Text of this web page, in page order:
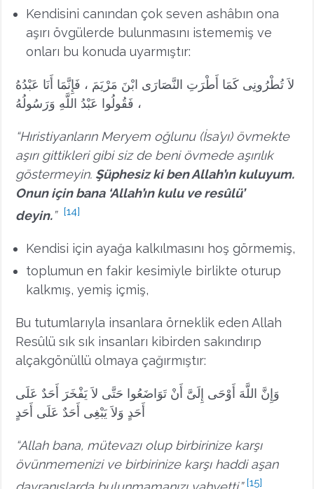
Kendisini canından çok seven ashâbın ona
aşırı övgülerde bulunmasını istememiş ve
onları bu konuda uyarmıştır:
لاَ تُطْرُونِى كَمَا أَطْرَتِ النَّصَارَى ابْنَ مَرْيَمَ ، فَإِنَّمَا أَنَا عَبْدُهُ
، فَقُولُوا عَبْدُ اللَّهِ وَرَسُولُهُ
“Hıristiyanların Meryem oğlunu (İsa’yı) övmekte
aşırı gittikleri gibi siz de beni övmede aşırılık
göstermeyin. Şüphesiz ki ben Allah’ın kuluyum.
Onun için bana ‘Allah’ın kulu ve resûlü’
deyin.” [14]
Kendisi için ayağa kalkılmasını hoş görmemiş,
toplumun en fakir kesimiyle birlikte oturup
kalkmış, yemiş içmiş,
Bu tutumlarıyla insanlara örneklik eden Allah
Resûlü sık sık insanları kibirden sakındırıp
alçakgönüllü olmaya çağırmıştır:
وَإِنَّ اللَّهَ أَوْحَى إِلَىَّ أَنْ تَوَاضَعُوا حَتَّى لاَ يَفْخَرَ أَحَدٌ عَلَى
أَحَدٍ وَلاَ يَبْغِى أَحَدٌ عَلَى أَحَدٍ
“Allah bana, mütevazı olup birbirinize karşı
övünmemenizi ve birbirinize karşı haddi aşan
[15]